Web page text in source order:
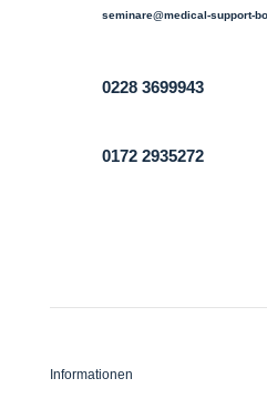
seminare@medical-support-
0228 3699943
0172 2935272
Informationen